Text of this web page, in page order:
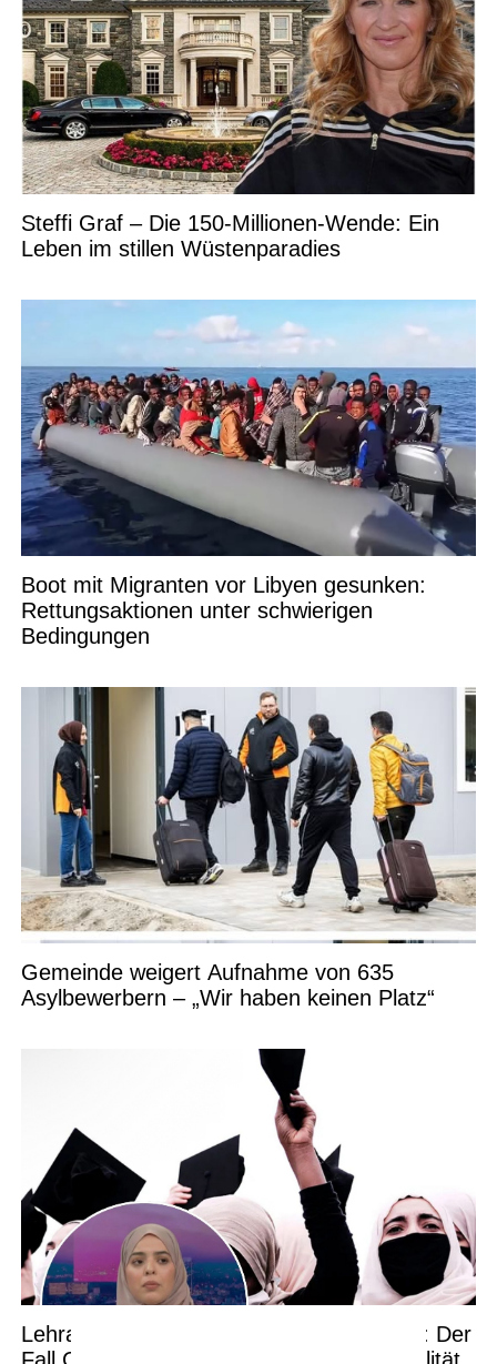
Steffi Graf – Die 150-Millionen-Wende: Ein
Leben im stillen Wüstenparadies
Boot mit Migranten vor Libyen gesunken:
Rettungsaktionen unter schwierigen
Bedingungen
Gemeinde weigert Aufnahme von 635
Asylbewerbern – „Wir haben keinen Platz“
Lehramtsstudentin ohne Praktikumsplatz: Der